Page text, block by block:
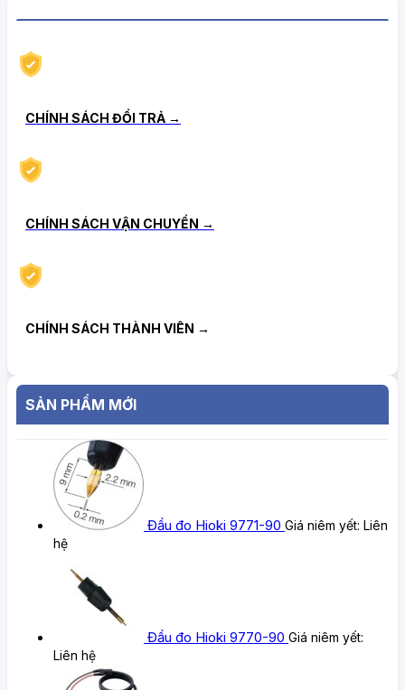
CHÍNH SÁCH ĐỔI TRẢ →
CHÍNH SÁCH VẬN CHUYỂN →
CHÍNH SÁCH THÀNH VIÊN →
SẢN PHẨM MỚI
Đầu đo Hioki 9771-90 Giá niêm yết: Liên
hệ
Đầu đo Hioki 9770-90 Giá niêm yết:
Liên hệ